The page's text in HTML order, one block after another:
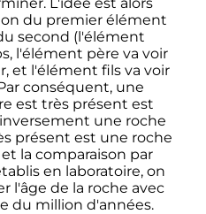
du premier élément
second (l'élément
l'élément père va voir
et l'élément fils va voir
conséquent, une
est très présent est
une roche
présent est une roche
la comparaison par
en laboratoire, on
l'âge de la roche avec
du million d'années.